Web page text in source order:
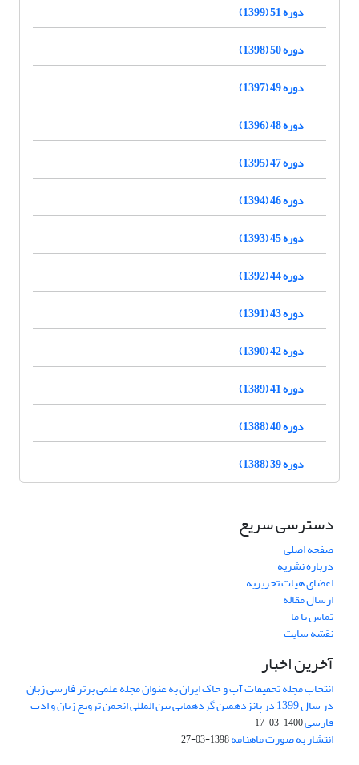
دوره 51 (1399)
دوره 50 (1398)
دوره 49 (1397)
دوره 48 (1396)
دوره 47 (1395)
دوره 46 (1394)
دوره 45 (1393)
دوره 44 (1392)
دوره 43 (1391)
دوره 42 (1390)
دوره 41 (1389)
دوره 40 (1388)
دوره 39 (1388)
دسترسی سریع
صفحه اصلی
درباره نشریه
اعضای هیات تحریریه
ارسال مقاله
تماس با ما
نقشه سایت
آخرین اخبار
انتخاب مجله تحقیقات آب و خاک ایران به عنوان مجله علمی برتر فارسی زبان
در سال 1399 در پانزدهمین گردهمایی بین المللی انجمن ترویج زبان و ادب
فارسی1400-03-17
انتشار به صورت ماهنامه1398-03-27